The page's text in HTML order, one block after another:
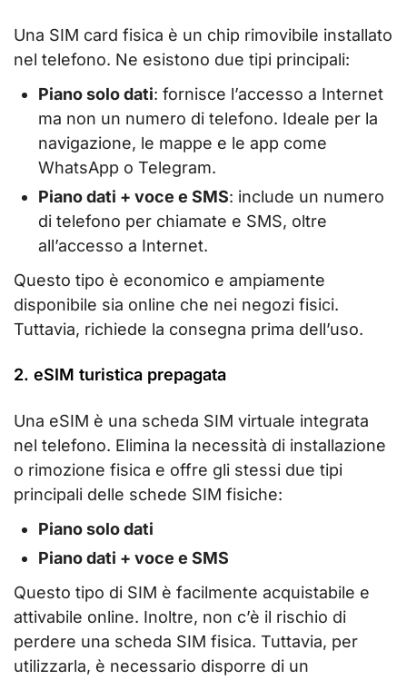
Una SIM card fisica è un chip rimovibile installato
nel telefono. Ne esistono due tipi principali:
Piano solo dati: fornisce l’accesso a Internet
ma non un numero di telefono. Ideale per la
navigazione, le mappe e le app come
WhatsApp o Telegram.
Piano dati + voce e SMS: include un numero
di telefono per chiamate e SMS, oltre
all’accesso a Internet.
Questo tipo è economico e ampiamente
disponibile sia online che nei negozi fisici.
Tuttavia, richiede la consegna prima dell’uso.
2. eSIM turistica prepagata
Una eSIM è una scheda SIM virtuale integrata
nel telefono. Elimina la necessità di installazione
o rimozione fisica e offre gli stessi due tipi
principali delle schede SIM fisiche:
Piano solo dati
Piano dati + voce e SMS
Questo tipo di SIM è facilmente acquistabile e
attivabile online. Inoltre, non c’è il rischio di
perdere una scheda SIM fisica. Tuttavia, per
utilizzarla, è necessario disporre di un